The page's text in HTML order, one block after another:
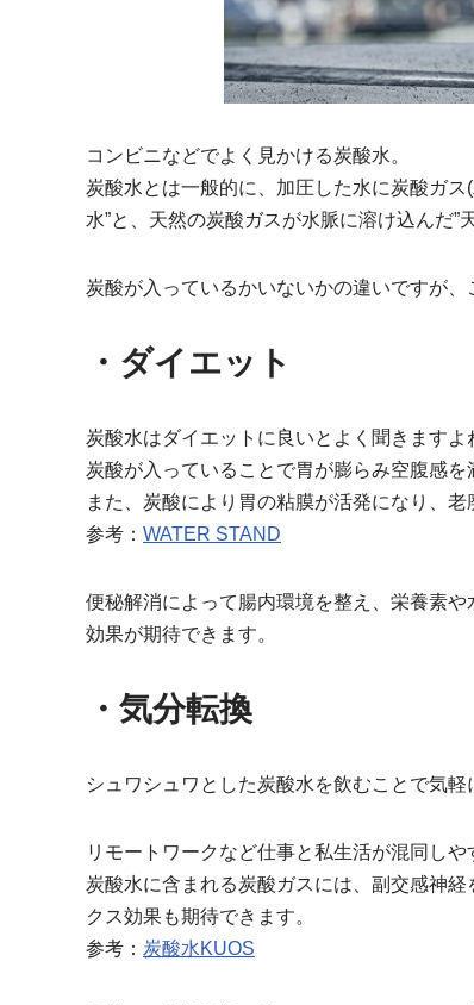
コンビニなどでよく見かける炭酸水。
炭酸水とは一般的に、加圧した水に炭酸ガ
水”と、天然の炭酸ガスが水脈に溶け込んだ”
炭酸が入っているかいないかの違いですが
・ダイエット
炭酸水はダイエットに良いとよく聞きますよ
炭酸が入っていることで胃が膨らみ空腹感を
また、炭酸により胃の粘膜が活発になり、
参考： WATER STAND
便秘解消によって腸内環境を整え、栄養素
効果が期待できます。
・気分転換
シュワシュワとした炭酸水を飲むことで気軽
リモートワークなど仕事と私生活が混同し
炭酸水に含まれる炭酸ガスには、副交感神
クス効果も期待できます。
参考： 炭酸水KUOS